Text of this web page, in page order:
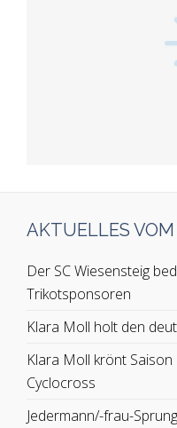
AKTUELLES
Der SC Wiesensteig
Trikotsponsoren
Klara Moll holt den
Klara Moll krönt
Cyclocross
Jedermann/-frau-